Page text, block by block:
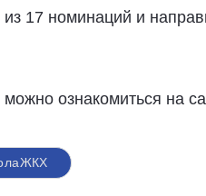
17 номинаций и
ознакомиться на